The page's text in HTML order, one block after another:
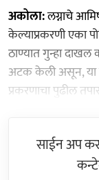
अकोला:लग्नाचे
केल्याप्रकरणी एका
ठाण्यात गुन्हा
अटक केली असून,
प्रकरणाचा पुढील
साईन अप